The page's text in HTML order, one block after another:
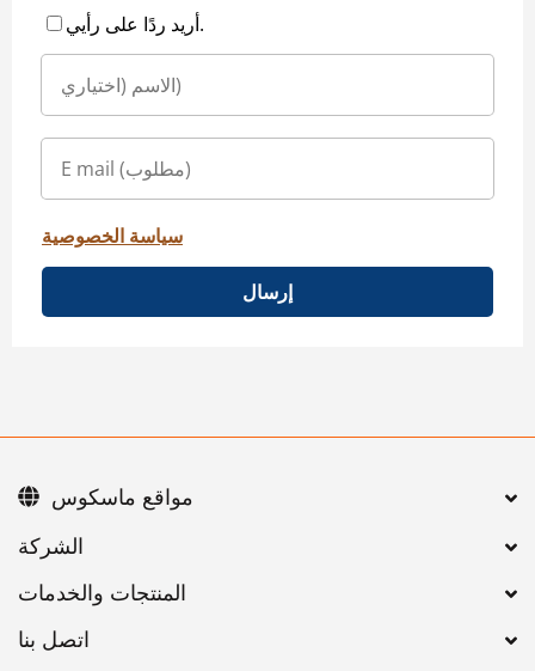
أريد ردًا على رأيي.
سياسة الخصوصية
إرسال
اتصل بنا
مواقع ماسكوس